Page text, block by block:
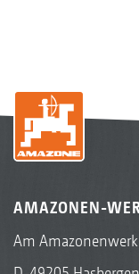
AMAZONEN-
Am